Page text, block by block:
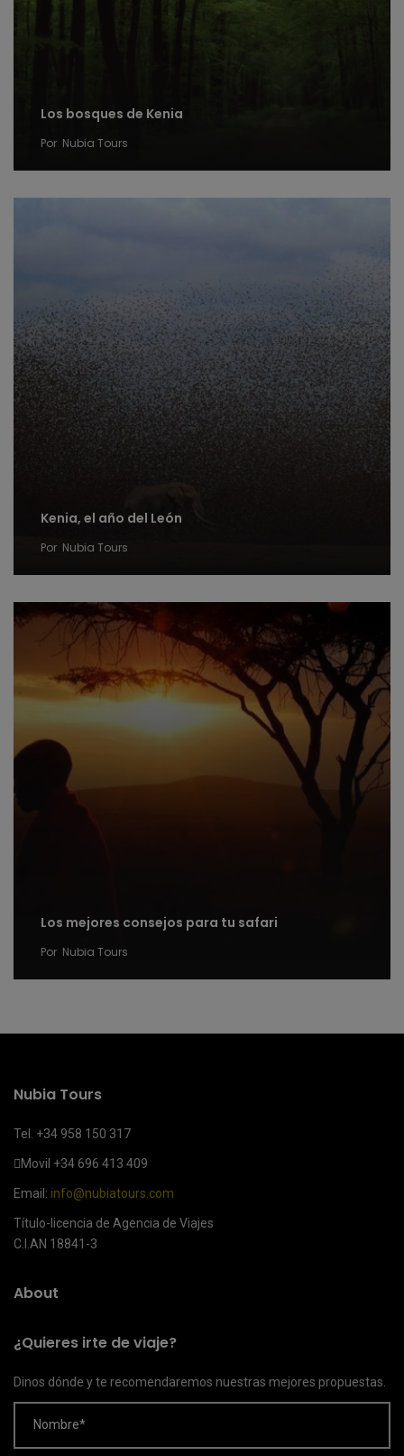
Los bosques de Kenia
Por Nubia Tours
Kenia, el año del León
Por Nubia Tours
Los mejores consejos para tu safari
Por Nubia Tours
Nubia Tours
Tel. +34 958 150 317
Movil +34 696 413 409
Email: info@nubiatours.com
Título-licencia de Agencia de Viajes
C.I.AN 18841-3
About
¿Quieres irte de viaje?
Dinos dónde y te recomendaremos nuestras mejores propuestas.
Nombre*